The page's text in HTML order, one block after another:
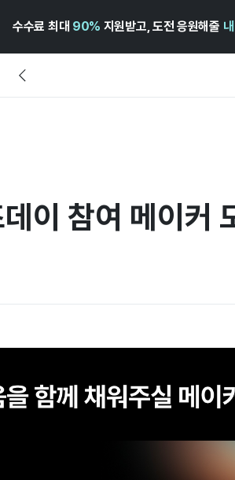
수수료 최대 90% 지원받고, 도전 응원해줄
이 참여 메이커